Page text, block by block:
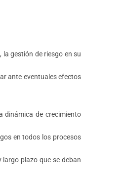
gestión de riesgo en su
ante eventuales efectos
dinámica de crecimiento
en todos los procesos
largo plazo que se deban